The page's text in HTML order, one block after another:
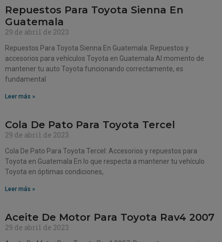
Repuestos Para Toyota Sienna En
Guatemala
29 de abril de 2023
Repuestos Para Toyota Sienna En Guatemala: Repuestos y
accesorios para vehículos Toyota en Guatemala Al momento de
mantener tu auto Toyota funcionando correctamente, es
fundamental
Leer más »
Cola De Pato Para Toyota Tercel
29 de abril de 2023
Cola De Pato Para Toyota Tercel: Accesorios y repuestos para
Toyota en Guatemala En lo que respecta a mantener tu vehículo
Toyota en óptimas condiciones,
Leer más »
Aceite De Motor Para Toyota Rav4 2007
29 de abril de 2023